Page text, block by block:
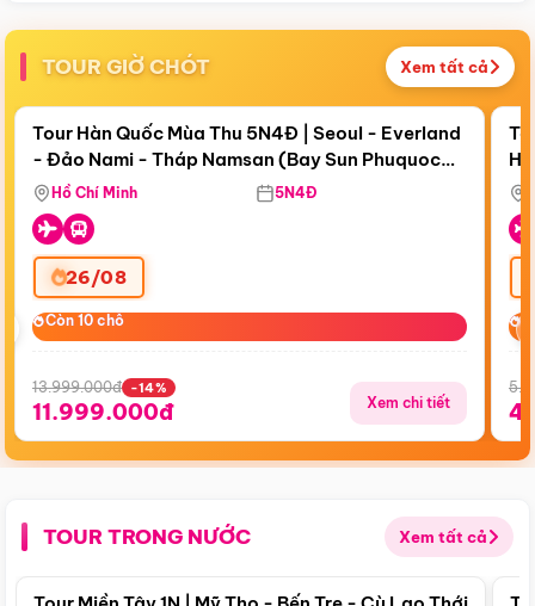
TOUR GIỜ CHÓT Xem tất cả
Còn18 ngày 11:48:50
Bay Sun Phuquoc Airways
Điểm nổi bật
Tour Hàn Quốc Mùa Thu 5N4Đ | Seoul - Everland
- Đảo Nami - Tháp Namsan (Bay Sun Phuquoc
Airways)
Hồ Chí Minh 5N4Đ
26/08
Còn 10 chỗ
Còn 10 chỗ
13.999.000đ -14%
11.999.000đ Xem chi tiết
TOUR TRONG NƯỚC Xem tất cả
Điểm nổi bật